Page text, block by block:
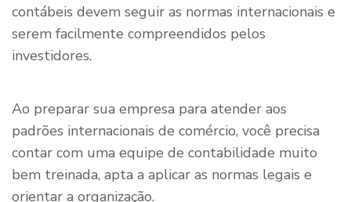
contábeis devem seguir as normas internacionais e
serem facilmente compreendidos pelos
investidores.
Ao preparar sua empresa para atender aos
padrões internacionais de comércio, você precisa
contar com uma equipe de contabilidade muito
bem treinada, apta a aplicar as normas legais e
orientar a organização.